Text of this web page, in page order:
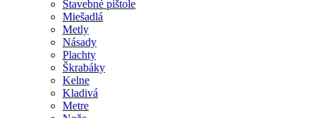
Stavebné pištole
Miešadlá
Metly
Násady
Plachty
Škrabáky
Kelne
Kladivá
Metre